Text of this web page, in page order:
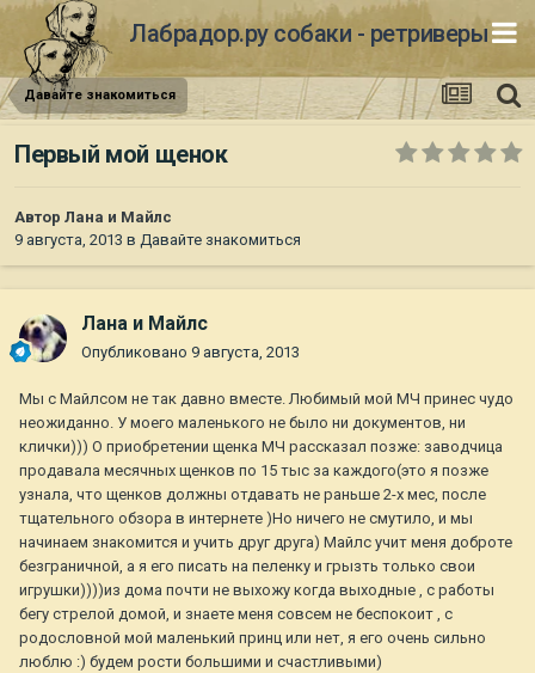
Лабрадор.ру собаки - ретриверы
Давайте знакомиться
Первый мой щенок
Автор Лана и Майлс
9 августа, 2013 в Давайте знакомиться
Лана и Майлс
Опубликовано 9 августа, 2013
Мы с Майлсом не так давно вместе. Любимый мой МЧ принес чудо
неожиданно. У моего маленького не было ни документов, ни
клички))) О приобретении щенка МЧ рассказал позже: заводчица
продавала месячных щенков по 15 тыс за каждого(это я позже
узнала, что щенков должны отдавать не раньше 2-х мес, после
тщательного обзора в интернете )Но ничего не смутило, и мы
начинаем знакомится и учить друг друга) Майлс учит меня доброте
безграничной, а я его писать на пеленку и грызть только свои
игрушки))))из дома почти не выхожу когда выходные , с работы
бегу стрелой домой, и знаете меня совсем не беспокоит , с
родословной мой маленький принц или нет, я его очень сильно
люблю :) будем рости большими и счастливыми)